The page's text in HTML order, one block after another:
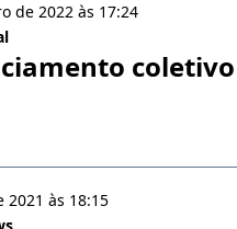
de 2022 às 17:24
coletivo
2021 às 18:15